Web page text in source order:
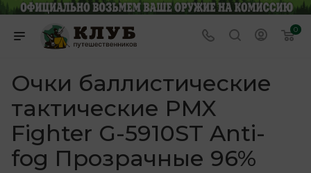
0
Очки баллистические
тактические PMX
Fighter G-5910ST Anti-
fog Прозрачные 96%